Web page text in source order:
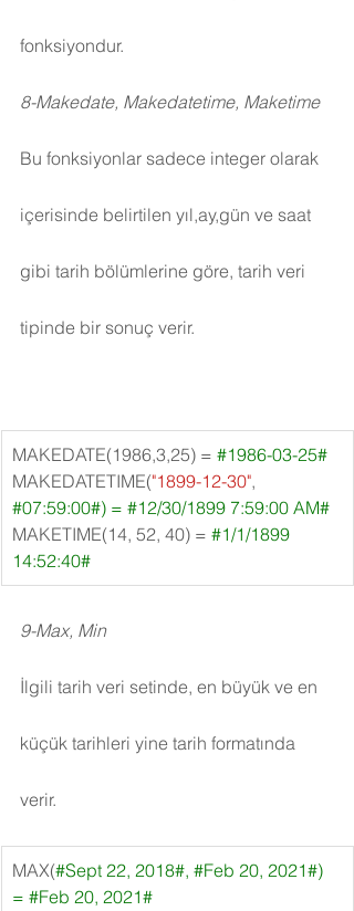
fonksiyondur.
8-Makedate, Makedatetime, Maketime
Bu fonksiyonlar sadece integer olarak
içerisinde belirtilen yıl,ay,gün ve saat
gibi tarih bölümlerine göre, tarih veri
tipinde bir sonuç verir.
​MAKEDATE(1986,3,25) = #1986-03-25#
MAKEDATETIME("1899-12-30",
#07:59:00#) = #12/30/1899 7:59:00 AM#
MAKETIME(14, 52, 40) = #1/1/1899
14:52:40#
9-Max, Min
İlgili tarih veri setinde, en büyük ve en
küçük tarihleri yine tarih formatında
verir.
MAX(#Sept 22, 2018#, #Feb 20, 2021#)
= #Feb 20, 2021#